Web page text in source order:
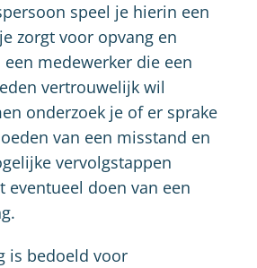
speel je hierin een
zorgt voor opvang en
medewerker die een
vertrouwelijk wil
onderzoek je of er sprake
van een misstand en
vervolgstappen
eventueel doen van een
is bedoeld voor